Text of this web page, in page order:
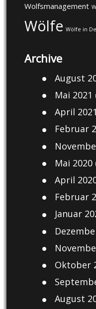
Wolfsmanagement
Wölfe Wölfe in
Archive
August
Mai 2021
April 2021
Februar
Mai 2020
April
Februar
Januar
Oktober
August